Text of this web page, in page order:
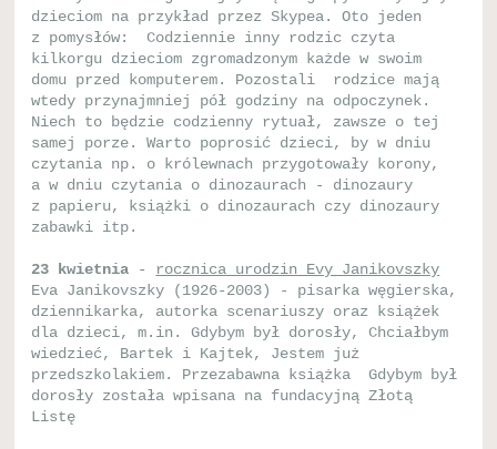
dzieciom na przykład przez Skypea. Oto jeden
z pomysłów: Codziennie inny rodzic czyta
kilkorgu dzieciom zgromadzonym każde w swoim
domu przed komputerem. Pozostali rodzice mają
wtedy przynajmniej pół godziny na odpoczynek.
Niech to będzie codzienny rytuał, zawsze o tej
samej porze. Warto poprosić dzieci, by w dniu
czytania np. o królewnach przygotowały korony,
a w dniu czytania o dinozaurach - dinozaury
z papieru, książki o dinozaurach czy dinozaury
zabawki itp.
23 kwietnia - rocznica urodzin Evy Janikovszky
Eva Janikovszky (1926-2003) - pisarka węgierska,
dziennikarka, autorka scenariuszy oraz książek
dla dzieci, m.in. Gdybym był dorosły, Chciałbym
wiedzieć, Bartek i Kajtek, Jestem już
przedszkolakiem. Przezabawna książka Gdybym był
dorosły została wpisana na fundacyjną Złotą
Listę